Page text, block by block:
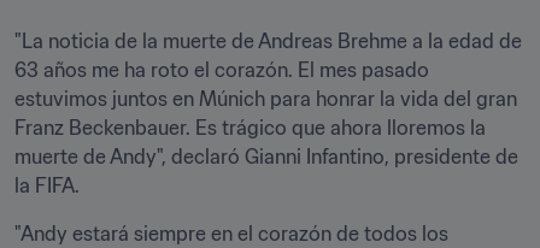
"La noticia de la muerte de Andreas Brehme a la edad de
63 años me ha roto el corazón. El mes pasado
estuvimos juntos en Múnich para honrar la vida del gran
Franz Beckenbauer. Es trágico que ahora lloremos la
muerte de Andy", declaró Gianni Infantino, presidente de
la FIFA.
"Andy estará siempre en el corazón de todos los